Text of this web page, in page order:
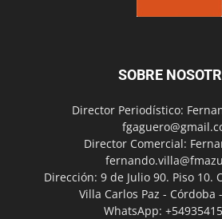
SOBRE
Director Periodístico:
Director Comercial:
Dirección: 9 de Julio 90. Piso 10.
Villa Carlos Paz - Córdoba
WhatsApp: